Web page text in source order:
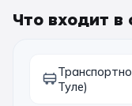
Что входит в
Туле)